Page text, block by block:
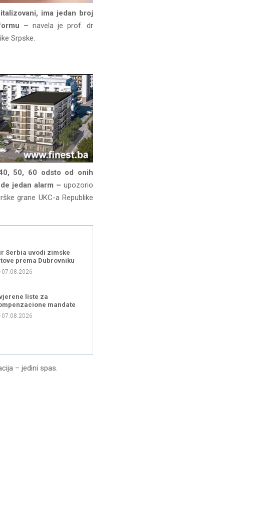
ima jedan broj
– navela je prof. dr
Srpske.
50, 60 odsto od onih
jedan alarm – upozorio
grane UKC-a Republike
Serbia uvodi zimske
prema Dubrovniku
07.08.2026
liste za
mandate
07.08.2026
– jedini spas.